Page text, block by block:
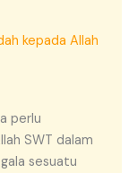
kepada Allah
perlu
SWT dalam
sesuatu